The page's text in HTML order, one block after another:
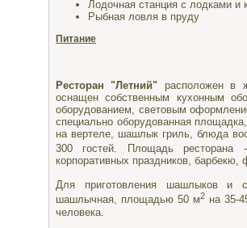
Лодочная станция с лодками и
Рыбная ловля в пруду
Питание
Ресторан "Летний" расположен в
оснащен собственным кухонным
оборудованием, световым
специально оборудованная
на вертеле, шашлык гриль, блюда
300 гостей. Площадь
корпоративных праздников, барбекю,
Для приготовления шашлыков и
шашлычная, площадью 50 м2 на 35-
человека.